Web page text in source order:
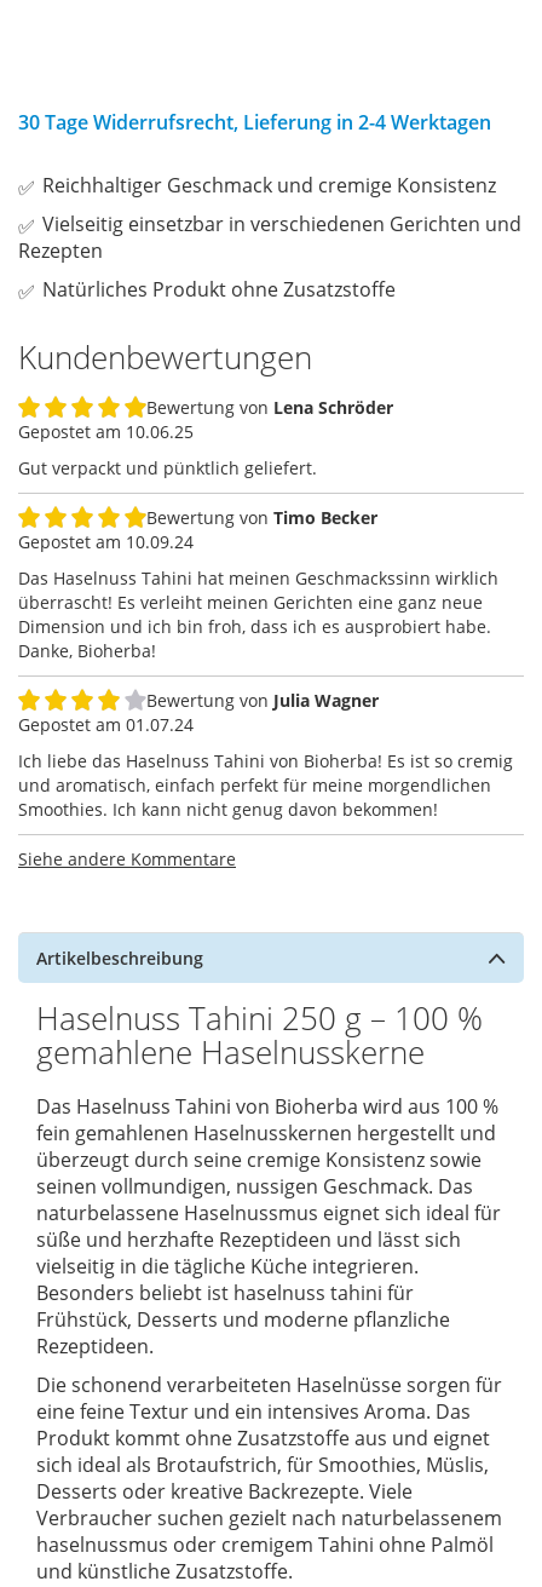
30 Tage Widerrufsrecht, Lieferung in 2-4 Werktagen
Reichhaltiger Geschmack und cremige Konsistenz
Vielseitig einsetzbar in verschiedenen Gerichten und
Rezepten
Natürliches Produkt ohne Zusatzstoffe
Kundenbewertungen
100%
Bewertung von Lena Schröder
Gepostet am 10.06.25
Gut verpackt und pünktlich geliefert.
100%
Bewertung von Timo Becker
Gepostet am 10.09.24
Das Haselnuss Tahini hat meinen Geschmackssinn wirklich
überrascht! Es verleiht meinen Gerichten eine ganz neue
Dimension und ich bin froh, dass ich es ausprobiert habe.
Danke, Bioherba!
80%
Bewertung von Julia Wagner
Gepostet am 01.07.24
Ich liebe das Haselnuss Tahini von Bioherba! Es ist so cremig
und aromatisch, einfach perfekt für meine morgendlichen
Smoothies. Ich kann nicht genug davon bekommen!
Siehe andere Kommentare
Artikelbeschreibung
Haselnuss Tahini 250 g – 100 %
gemahlene Haselnusskerne
Das Haselnuss Tahini von Bioherba wird aus 100 %
fein gemahlenen Haselnusskernen hergestellt und
überzeugt durch seine cremige Konsistenz sowie
seinen vollmundigen, nussigen Geschmack. Das
naturbelassene Haselnussmus eignet sich ideal für
süße und herzhafte Rezeptideen und lässt sich
vielseitig in die tägliche Küche integrieren.
Besonders beliebt ist haselnuss tahini für
Frühstück, Desserts und moderne pflanzliche
Rezeptideen.
Die schonend verarbeiteten Haselnüsse sorgen für
eine feine Textur und ein intensives Aroma. Das
Produkt kommt ohne Zusatzstoffe aus und eignet
sich ideal als Brotaufstrich, für Smoothies, Müslis,
Desserts oder kreative Backrezepte. Viele
Verbraucher suchen gezielt nach naturbelassenem
haselnussmus oder cremigem Tahini ohne Palmöl
und künstliche Zusatzstoffe.